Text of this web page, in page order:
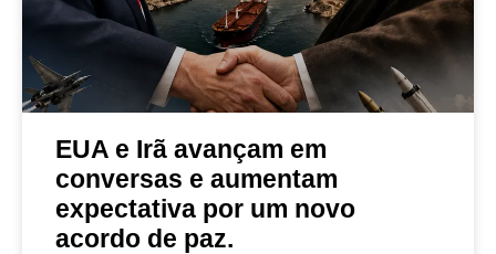
EUA e Irã avançam em
conversas e aumentam
expectativa por um novo
acordo de paz.